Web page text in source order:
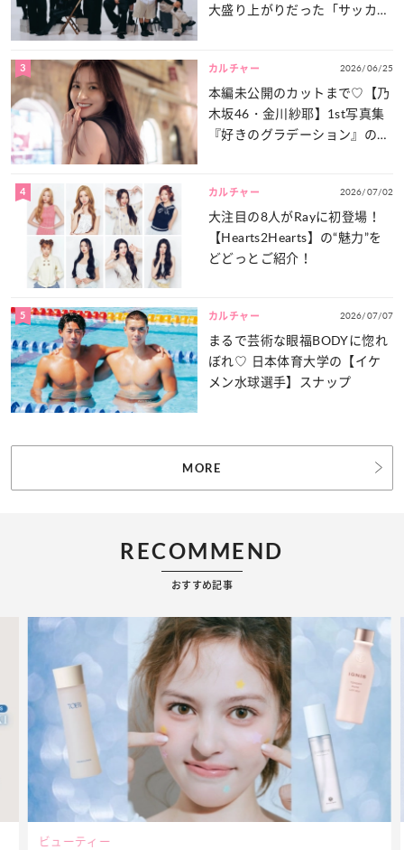
大盛り上がりだった「サッカー
3 カルチャー 2026/06/25
本編未公開のカットまで♡【乃
木坂46・金川紗耶】1st写真集
『好きのグラデーション』の魅
4 カルチャー 2026/07/02
大注目の8人がRayに初登場！
【Hearts2Hearts】の“魅力”を
どどっとご紹介！
5 カルチャー 2026/07/07
まるで芸術な眼福BODYに惚れ
ぼれ♡ 日本体育大学の【イケ
メン水球選手】スナップ
MORE
RECOMMEND
おすすめ記事
ビューティー